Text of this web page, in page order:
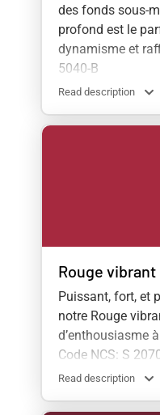
des fonds sous-
profond est le
dynamisme et
5040-B
Read description
Rouge vibrant
Puissant, fort, et
notre Rouge
d’enthousiasme
Code NCS: S
Read description